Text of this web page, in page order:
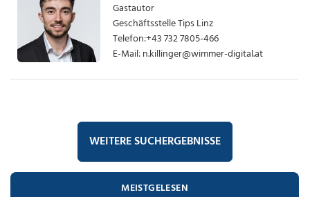
Gastautor
Geschäftsstelle Tips Linz
Telefon:+43 732 7805-466
E-Mail:n.killinger@wimmer-digital.at
WEITERE SUCHERGEBNISSE
MEISTGELESEN